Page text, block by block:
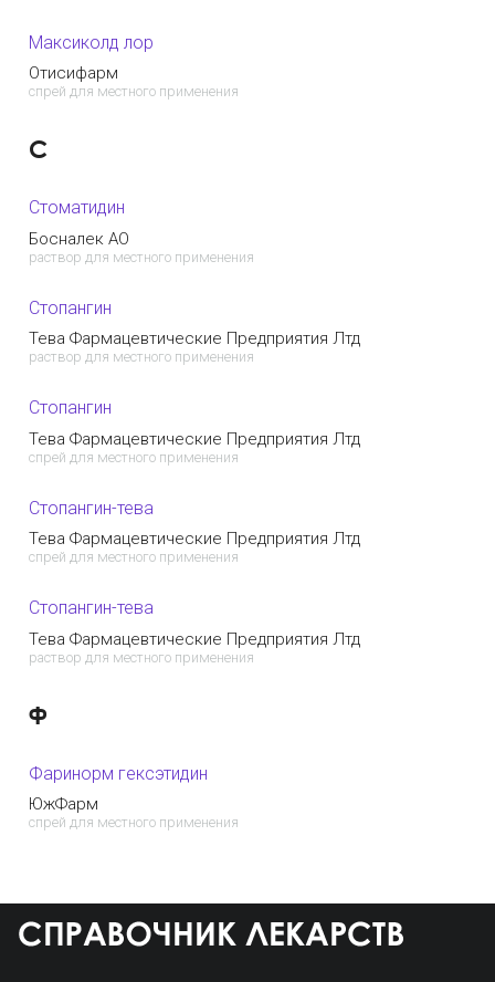
Максиколд лор
Отисифарм
спрей для местного применения
С
Стоматидин
Босналек АО
раствор для местного применения
Стопангин
Тева Фармацевтические Предприятия Лтд
раствор для местного применения
Стопангин
Тева Фармацевтические Предприятия Лтд
спрей для местного применения
Стопангин-тева
Тева Фармацевтические Предприятия Лтд
спрей для местного применения
Стопангин-тева
Тева Фармацевтические Предприятия Лтд
раствор для местного применения
Ф
Фаринорм гексэтидин
ЮжФарм
спрей для местного применения